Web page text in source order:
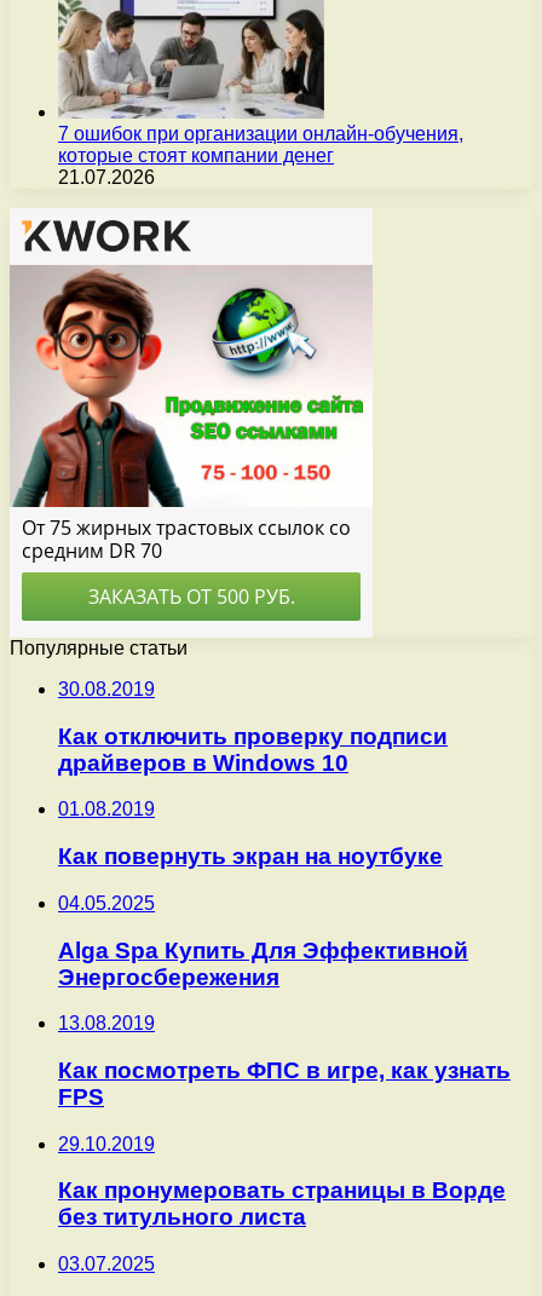
7 ошибок при организации онлайн-обучения,
которые стоят компании денег
21.07.2026
Популярные статьи
30.08.2019
Как отключить проверку подписи
драйверов в Windows 10
01.08.2019
Как повернуть экран на ноутбуке
04.05.2025
Alga Spa Купить Для Эффективной
Энергосбережения
13.08.2019
Как посмотреть ФПС в игре, как узнать
FPS
29.10.2019
Как пронумеровать страницы в Ворде
без титульного листа
03.07.2025